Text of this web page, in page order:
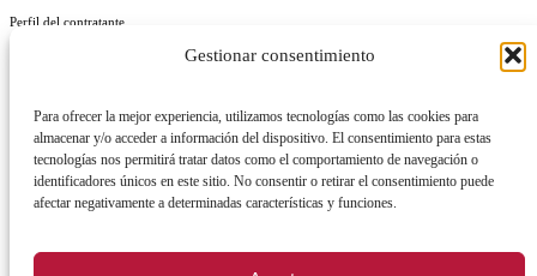
Gestionar consentimiento
Para ofrecer la mejor experiencia, utilizamos tecnologías como las cookies para
almacenar y/o acceder a información del dispositivo. El consentimiento para estas
tecnologías nos permitirá tratar datos como el comportamiento de navegación o
identificadores únicos en este sitio. No consentir o retirar el consentimiento puede
afectar negativamente a determinadas características y funciones.
Perfil del contratante